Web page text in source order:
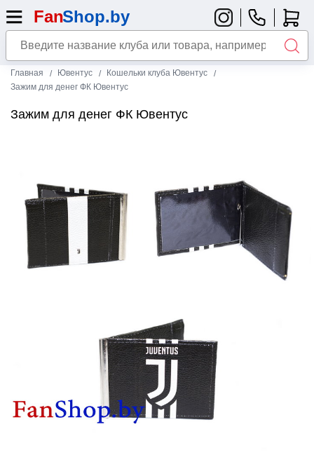
Главная Ювентус
Кошельки клуба Ювентус
Зажим для денег ФК Ювентус
Зажим для денег ФК Ювентус